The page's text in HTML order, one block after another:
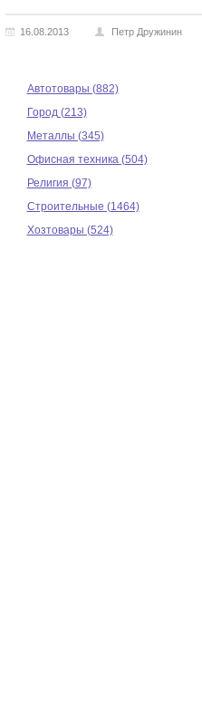
16.08.2013 Петр Дружинин
Автотовары (882)
Город (213)
Металлы (345)
Офисная техника (504)
Религия (97)
Строительные (1464)
Хозтовары (524)